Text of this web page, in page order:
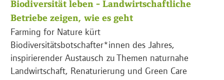
Biodiversität leben - Landwirtschaftliche
Betriebe zeigen, wie es geht
Farming for Nature kürt
Biodiversitätsbotschafter*innen des Jahres,
inspirierender Austausch zu Themen naturnahe
Landwirtschaft, Renaturierung und Green Care